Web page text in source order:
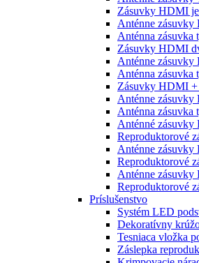
Zásuvky HDMI
Anténne
Anténna zásuvka
Zásuvky HDMI
Anténne zásuvky
Anténna
Zásuvky HDMI +
Anténne zásuvky
Anténna
Anténné zásuvky
Reproduktorové
Anténne zásuvky
Reproduktorové
Anténne
Reproduktorové
Príslušenstvo
Systém LED
Dekoratívny
Tesniaca vložka
Záslepka